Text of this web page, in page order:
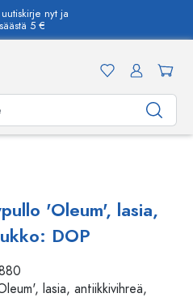
nyt ja
säästä 5 €
'Oleum', lasia,
DOP